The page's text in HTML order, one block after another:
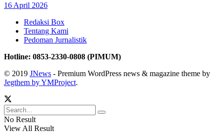
16 April 2026
Redaksi Box
Tentang Kami
Pedoman Jurnalistik
Hotline: 0853-2330-0808 (PIMUM)
© 2019 JNews - Premium WordPress news & magazine theme by
Jegthem by YMProject.
No Result
View All Result